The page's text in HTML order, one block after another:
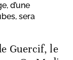
d’une
sera
Guercif, le